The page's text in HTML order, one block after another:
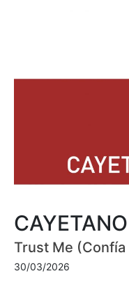
Trust Me
30/03/2026